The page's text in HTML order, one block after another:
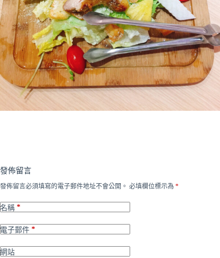
發佈留言
發佈留言必須填寫的電子郵件地址不會公開。 必填欄位標示為 *
名稱 *
電子郵件 *
網站